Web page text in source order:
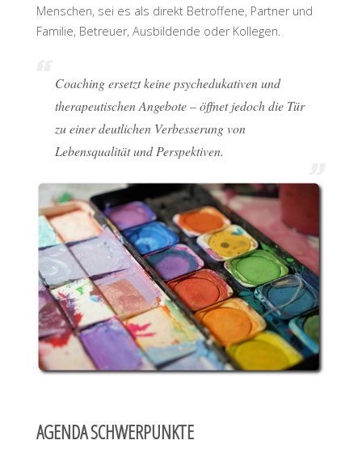
Menschen, sei es als direkt Betroffene, Partner und
Familie, Betreuer, Ausbildende oder Kollegen.
Coaching ersetzt keine psychedukativen und
therapeutischen Angebote – öffnet jedoch die Tür
zu einer deutlichen Verbesserung von
Lebensqualität und Perspektiven.
AGENDA SCHWERPUNKTE